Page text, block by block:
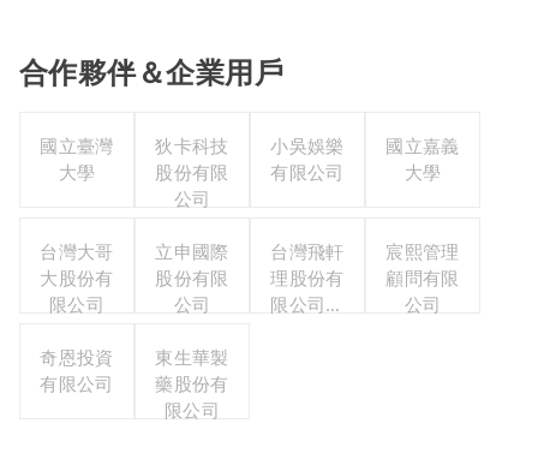
合作夥伴＆企業用戶
國立臺灣
大學
狄卡科技
股份有限
公司
小吳娛樂
有限公司
國立嘉義
大學
台灣大哥
大股份有
限公司
立申國際
股份有限
公司
台灣飛軒
理股份有
限公司職
宸熙管理
顧問有限
公司
奇恩投資
有限公司
東生華製
藥股份有
限公司